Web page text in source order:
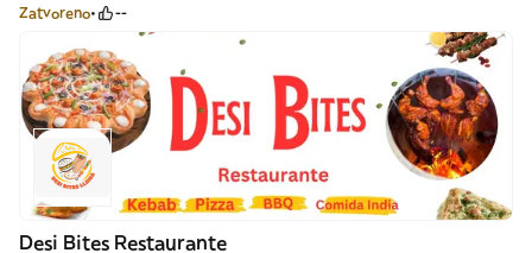
Zatvoreno --
Desi Bites Restaurante